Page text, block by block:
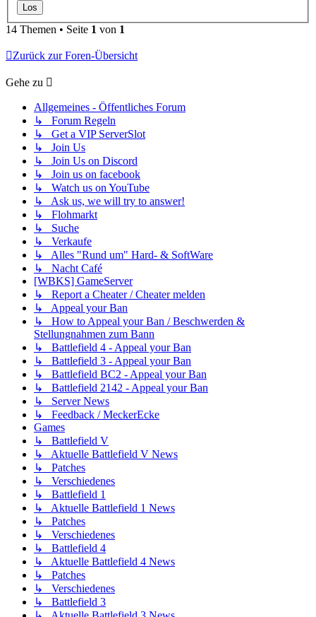
14 Themen • Seite 1 von 1
Zurück zur Foren-Übersicht
Gehe zu
Allgemeines - Öffentliches Forum
↳ Forum Regeln
↳ Get a VIP ServerSlot
↳ Join Us
↳ Join Us on Discord
↳ Join us on facebook
↳ Watch us on YouTube
↳ Ask us, we will try to answer!
↳ Flohmarkt
↳ Suche
↳ Verkaufe
↳ Alles "Rund um" Hard- & SoftWare
↳ Nacht Café
[WBKS] GameServer
↳ Report a Cheater / Cheater melden
↳ Appeal your Ban
↳ How to Appeal your Ban / Beschwerden &
Stellungnahmen zum Bann
↳ Battlefield 4 - Appeal your Ban
↳ Battlefield 3 - Appeal your Ban
↳ Battlefield BC2 - Appeal your Ban
↳ Battlefield 2142 - Appeal your Ban
↳ Server News
↳ Feedback / MeckerEcke
Games
↳ Battlefield V
↳ Aktuelle Battlefield V News
↳ Patches
↳ Verschiedenes
↳ Battlefield 1
↳ Aktuelle Battlefield 1 News
↳ Patches
↳ Verschiedenes
↳ Battlefield 4
↳ Aktuelle Battlefield 4 News
↳ Patches
↳ Verschiedenes
↳ Battlefield 3